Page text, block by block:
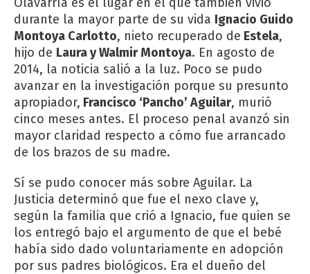
durante la mayor parte de su vida Ignacio Guido
Montoya Carlotto, nieto recuperado de Estela,
hijo de Laura y Walmir Montoya. En agosto de
2014, la noticia salió a la luz. Poco se pudo
avanzar en la investigación porque su presunto
apropiador, Francisco ‘Pancho’ Aguilar, murió
cinco meses antes. El proceso penal avanzó sin
mayor claridad respecto a cómo fue arrancado
de los brazos de su madre.
Sí se pudo conocer más sobre Aguilar. La
Justicia determinó que fue el nexo clave y,
según la familia que crió a Ignacio, fue quien se
los entregó bajo el argumento de que el bebé
había sido dado voluntariamente en adopción
por sus padres biológicos. Era el dueño del